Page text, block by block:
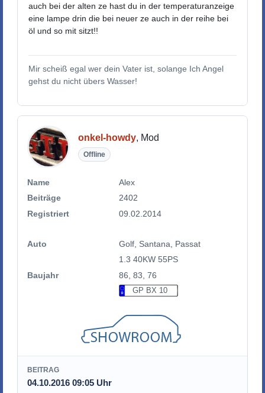
auch bei der alten ze hast du in der temperaturanzeige
eine lampe drin die bei neuer ze auch in der reihe bei
öl und so mit sitzt!!
Mir scheiß egal wer dein Vater ist, solange Ich Angel
gehst du nicht übers Wasser!
onkel-howdy, Mod
Offline
Name
Alex
Beiträge
2402
Registriert
09.02.2014
Auto
Golf, Santana, Passat
1.3 40KW 55PS
Baujahr
86, 83, 76
GP BX 10
BEITRAG
04.10.2016 09:05 Uhr